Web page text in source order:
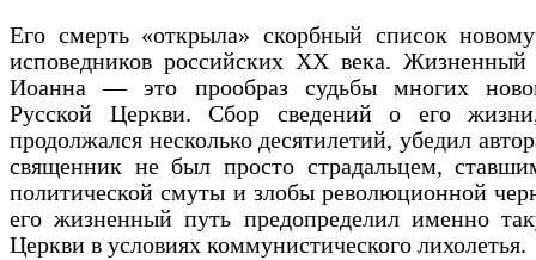
Его смерть «открыла» скорбный список
исповедников российских ХХ века. Жизненный
Иоанна — это прообраз судьбы многих
Русской Церкви. Сбор сведений о его
продолжался несколько десятилетий, убедил
священник не был просто страдальцем,
политической смуты и злобы революционной
его жизненный путь предопределил именно
Церкви в условиях коммунистического лихолетья.